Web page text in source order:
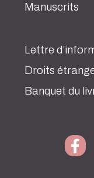
Manuscrits
Lettre
Droits
Banquet du